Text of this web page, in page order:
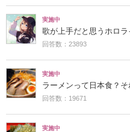
実施中
歌が上手だと思うホロ
回答数：23893
実施中
ラーメンって日本食？
回答数：19671
実施中